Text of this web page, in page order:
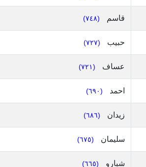
قاسم (٧٤٨)
حبيب (٧٢٧)
عساف (٧٢١)
احمد (٦٩٠)
زيدان (٦٨٦)
سليمان (٦٧٥)
شبارو (٦٦٥)